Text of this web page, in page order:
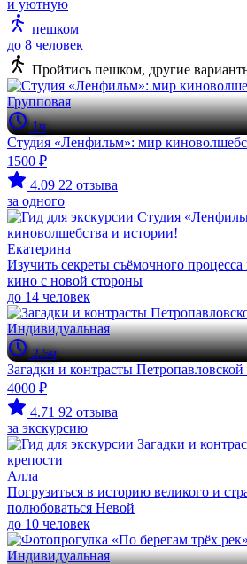
и уютную
пешком
до 8 человек
Пройтись пешком, другие
Групповая
1ч
Студия «Ленфильм»: мир
1500 ₽
4.09 22 отзыва
за одного
Екатерина
Изучить секреты съёмочного
кино с новой стороны
до 14 человек
Индивидуальная
2.5ч
Загадки и контрасты Петропавловской
4000 ₽
4.71 92 отзыва
за экскурсию
Алла
Погрузиться в историю великого и
полюбоваться Невой
до 10 человек
Индивидуальная